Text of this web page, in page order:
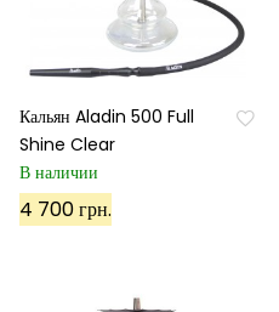
Кальян Aladin 500 Full
Shine Clear
В наличии
4 700 грн.